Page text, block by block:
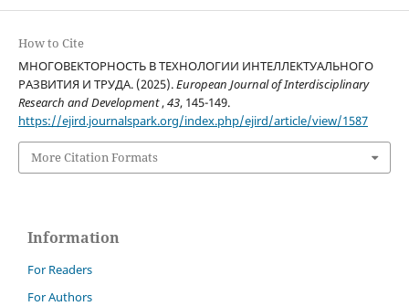
How to Cite
МНОГОВЕКТОРНОСТЬ В ТЕХНОЛОГИИ ИНТЕЛЛЕКТУАЛЬНОГО
РАЗВИТИЯ И ТРУДА. (2025).European Journal of Interdisciplinary
Research and Development,43, 145-149.
https://ejird.journalspark.org/index.php/ejird/article/view/1587
More Citation Formats
Information
For Readers
For Authors